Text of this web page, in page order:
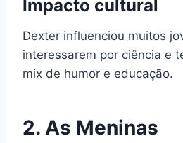
Impacto cultural
Dexter influenciou muitos
interessarem por ciência e
mix de humor e educação.
2. As Meninas